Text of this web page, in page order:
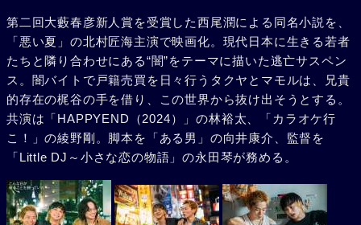
第二回大藪春彦新人賞を受賞した西尾潤による同名小説を、
「悪い夏」の北村匠海主演で映画化。現代日本に生きる若者
たちと隣り合わせにある“闇”をテーマに描いた逃亡サスペン
ス。闇バイトで戸籍売買を日々行うタクヤとマモルは、兄貴
的存在の梶谷の手を借り、この世界から抜け出そうとする。
共演は「HAPPYEND（2024）」の林裕太、「カラオケ行
こ！」の綾野剛。脚本を「ある男」の向井康介、監督を
「Little DJ～小さな恋の物語」の永田琴が務める。